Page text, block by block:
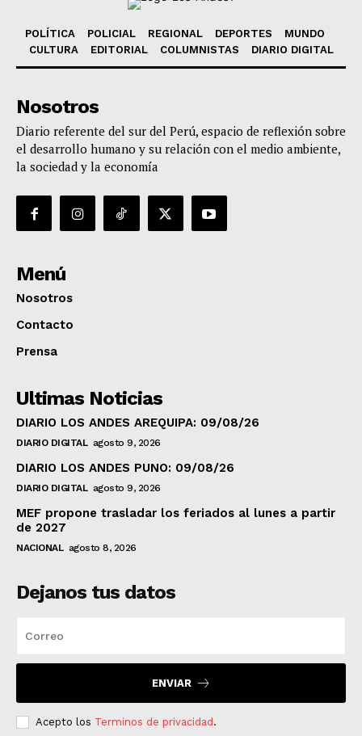
POLÍTICA POLICIAL REGIONAL DEPORTES
MUNDO
CULTURA
EDITORIAL COLUMNISTAS DIARIO DIGITAL
Nosotros
Diario referente del sur del Perú, espacio de reflexión sobre
el desarrollo humano y su relación con el medio ambiente,
la sociedad y la economía
Menú
Nosotros
Contacto
Prensa
Ultimas Noticias
DIARIO LOS ANDES AREQUIPA: 09/08/26
DIARIO DIGITAL agosto 9, 2026
DIARIO LOS ANDES PUNO: 09/08/26
DIARIO DIGITAL agosto 9, 2026
MEF propone trasladar los feriados al lunes a partir
de 2027
NACIONAL agosto 8, 2026
Dejanos tus datos
ENVIAR
Acepto los Terminos de privacidad.